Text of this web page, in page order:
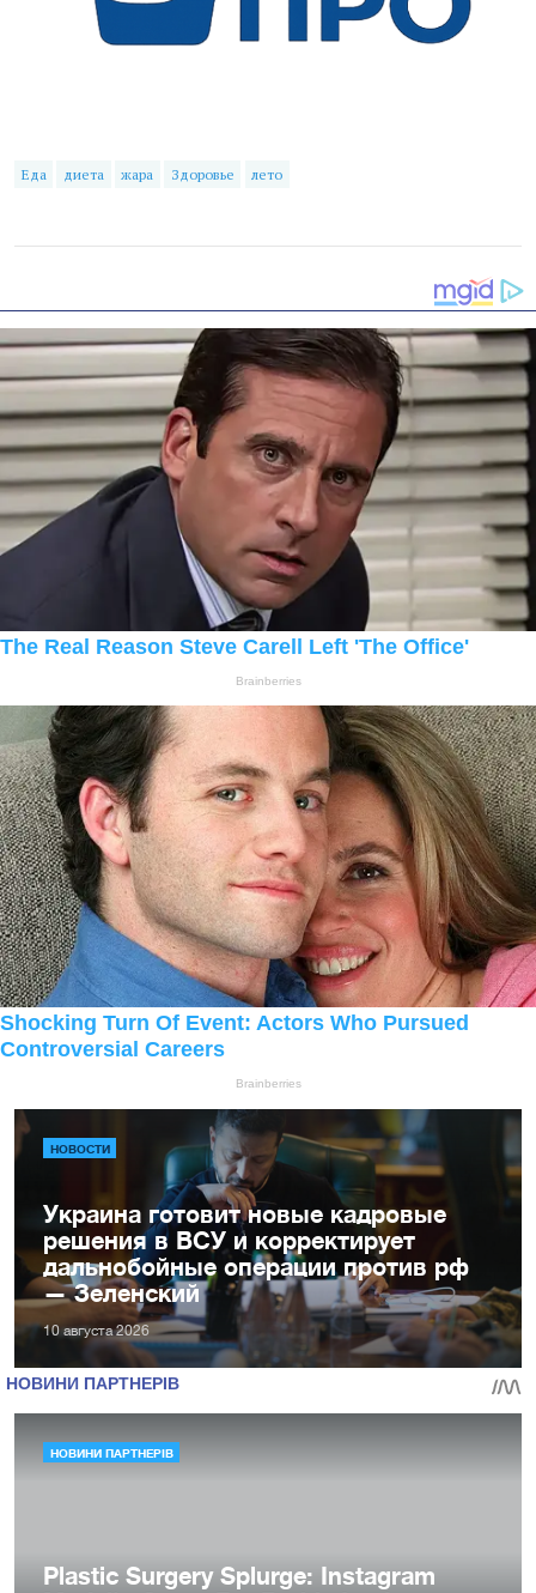
Еда диета жара Здоровье лето
НОВОСТИ
Украина готовит новые кадровые
решения в ВСУ и корректирует
дальнобойные операции против рф
— Зеленский
10 августа 2026